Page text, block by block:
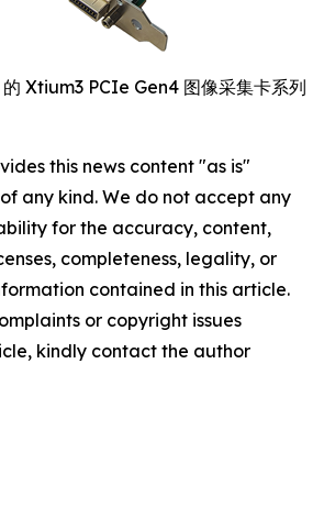
Xtium3 PCIe Gen4 图像采集卡系列
this news content "as is"
any kind. We do not accept any
for the accuracy, content,
completeness, legality, or
contained in this article.
or copyright issues
kindly contact the author